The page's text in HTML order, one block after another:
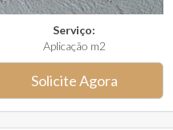
Serviço:
Aplicação m2
Solicite Agora